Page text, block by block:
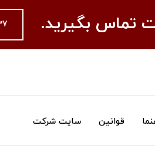
تماس بگیرید.
قوانین سایت شرکت